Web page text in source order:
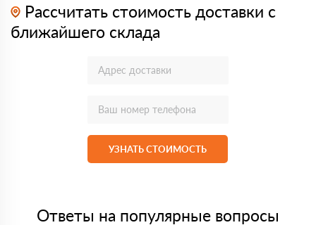
Рассчитать стоимость доставки с
ближайшего склада
УЗНАТЬ СТОИМОСТЬ
Ответы на популярные вопросы